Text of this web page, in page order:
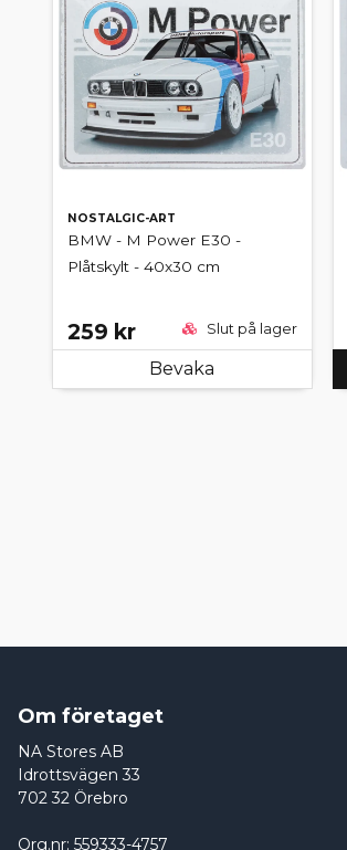
NOSTALGIC-ART
BMW - M Power E30 -
Plåtskylt - 40x30 cm
259 kr Slut på lager
Bevaka
Om företaget
NA Stores AB
Idrottsvägen 33
702 32 Örebro
Org.nr: 559333-4757